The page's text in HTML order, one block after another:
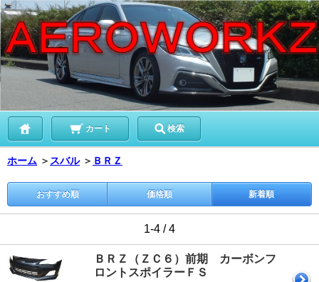
カート 検索
ホーム ＞ スバル ＞ ＢＲＺ
おすすめ順 価格順 新着順
1-4 / 4
ＢＲＺ（ＺＣ６）前期 カーボンフ
ロントスポイラーＦＳ